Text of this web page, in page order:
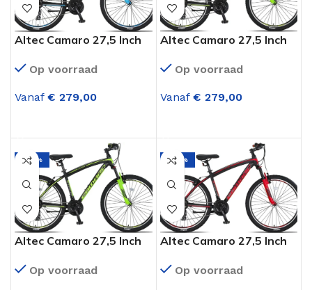
Altec Camaro 27,5 Inch
Versnellingen V-brake
Op voorraad
Vanaf € 279,00
Altec Camaro 27,5 Inch
Versnellingen V-brake
Op voorraad
Vanaf € 279,00
-26%
Altec Camaro 27,5 Inch
Versnellingen V-brake
Op voorraad
-26%
Altec Camaro 27,5 Inch
Versnellingen V-brake
Op voorraad